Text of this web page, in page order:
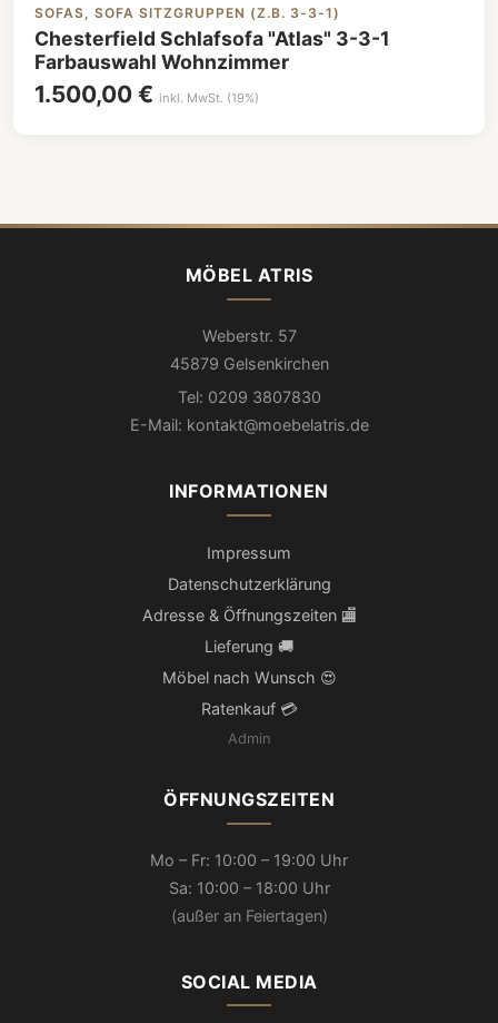
SOFAS, SOFA SITZGRUPPEN (Z.B. 3-3-1)
Chesterfield Schlafsofa "Atlas" 3-3-1
Farbauswahl Wohnzimmer
1.500,00 € inkl. MwSt. (19%)
MÖBEL ATRIS
Weberstr. 57
45879 Gelsenkirchen
Tel: 0209 3807830
E-Mail: kontakt@moebelatris.de
INFORMATIONEN
Impressum
Datenschutzerklärung
Adresse & Öffnungszeiten 🏬
Lieferung 🚚
Möbel nach Wunsch 😍
Ratenkauf 💳
Admin
ÖFFNUNGSZEITEN
Mo – Fr: 10:00 – 19:00 Uhr
Sa: 10:00 – 18:00 Uhr
(außer an Feiertagen)
SOCIAL MEDIA